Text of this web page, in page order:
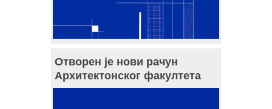
Отворен је нови рачун
Архитектонског факултета